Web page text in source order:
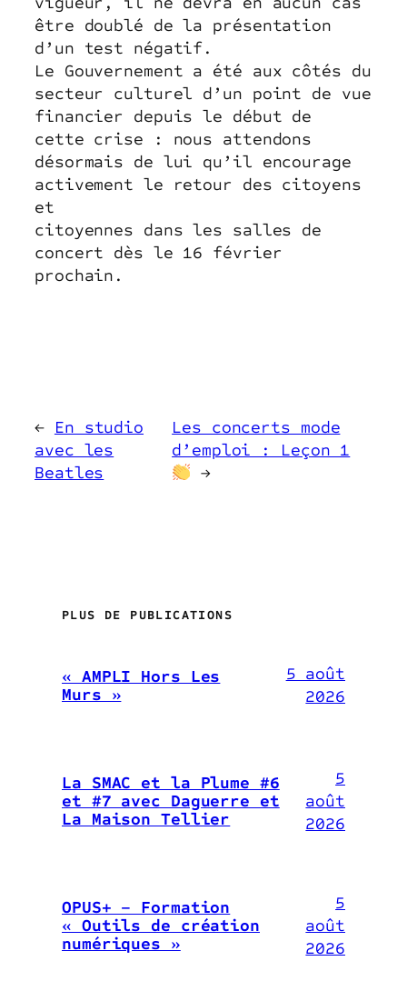
être doublé de la présentation
d’un test négatif.
Le Gouvernement a été aux côtés du
secteur culturel d’un point de vue
financier depuis le début de
cette crise : nous attendons
désormais de lui qu’il encourage
activement le retour des citoyens
et
citoyennes dans les salles de
concert dès le 16 février
prochain.
← En studio
avec les
Beatles
Les concerts mode
d’emploi : Leçon 1
→
PLUS DE PUBLICATIONS
« AMPLI Hors Les
Murs »
5 août
2026
La SMAC et la Plume #6
et #7 avec Daguerre et
La Maison Tellier
5
août
2026
OPUS+ – Formation
« Outils de création
numériques »
5
août
2026